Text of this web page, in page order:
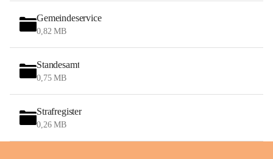
Gemeindeservice
0,82 MB
Standesamt
0,75 MB
Strafregister
0,26 MB